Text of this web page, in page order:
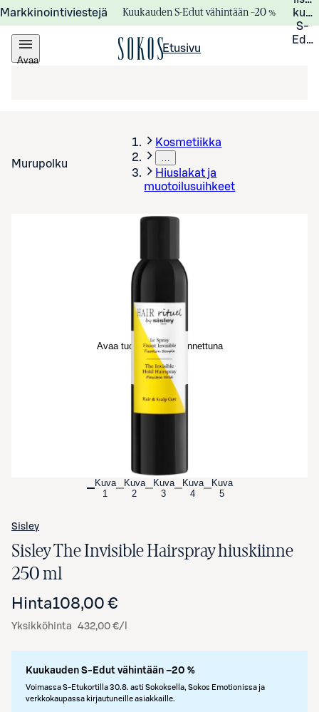
Markkinointiviestejä Kuukauden S-Edut vähintään –20 %
S-
Avaa
Etusivu
Murupolku
Kosmetiikka
…
Hiuslakat ja
muotoilusuihkeet
Avaa tuotekuva suurennettuna
Kuva
1
Kuva
2
Kuva
3
Kuva
4
Kuva
5
Sisley
Sisley The Invisible Hairspray hiuskiinne
250 ml
Hinta108,00 €
Yksikköhinta 432,00 €/l
Kuukauden S-Edut vähintään –20 %
Voimassa S-Etukortilla 30.8. asti Sokoksella, Sokos Emotionissa ja
verkkokaupassa kirjautuneille asiakkaille.